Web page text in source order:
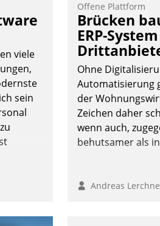
viele
sein
Offene Plattform
Brücken
ERP-
Ohne
Automatisierung
der
Zeichen daher
wenn auch,
behutsamer als
Andreas